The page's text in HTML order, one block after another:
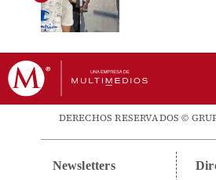
DERECHOS RESERVADOS ©
Newsletters